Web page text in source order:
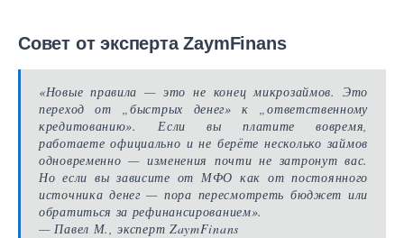
Совет от эксперта ZaymFinans
«Новые правила — это не конец микрозаймов. Это
переход от „быстрых денег» к „ответственному
кредитованию». Если вы платите вовремя,
работаете официально и не берёте несколько займов
одновременно — изменения почти не затронут вас.
Но если вы зависите от МФО как от постоянного
источника денег — пора пересмотреть бюджет или
обратиться за рефинансированием».
— Павел М., эксперт ZaymFinans